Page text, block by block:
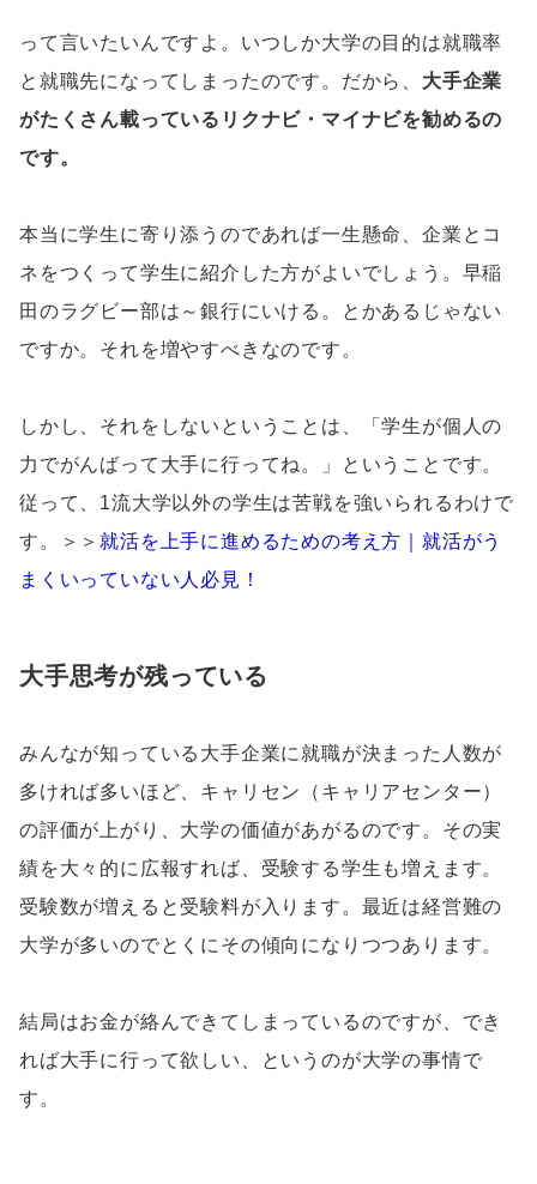
って言いたいんですよ。いつしか大学の目的は就職率
と就職先になってしまったのです。だから、 大手企業
がたくさん載っているリクナビ・マイナビを勧めるの
です。
本当に学生に寄り添うのであれば一生懸命、企業とコ
ネをつくって学生に紹介した方がよいでしょう。早稲
田のラグビー部は～銀行にいける。とかあるじゃない
ですか。それを増やすべきなのです。
しかし、それをしないということは、「学生が個人の
力でがんばって大手に行ってね。」ということです。
従って、1流大学以外の学生は苦戦を強いられるわけで
す。＞＞ 就活を上手に進めるための考え方｜就活がう
まくいっていない人必見！
大手思考が残っている
みんなが知っている大手企業に就職が決まった人数が
多ければ多いほど、キャリセン（キャリアセンター）
の評価が上がり、大学の価値があがるのです。その実
績を大々的に広報すれば、受験する学生も増えます。
受験数が増えると受験料が入ります。最近は経営難の
大学が多いのでとくにその傾向になりつつあります。
結局はお金が絡んできてしまっているのですが、でき
れば大手に行って欲しい、というのが大学の事情で
す。